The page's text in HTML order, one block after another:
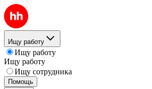
Ищу работу
Ищу работу
Ищу работу
Ищу сотрудника
Помощь